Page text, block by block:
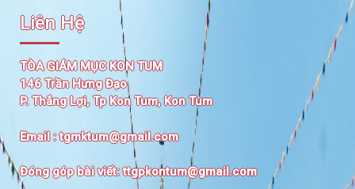
Liên Hệ
TÒA GIÁM MỤC KON TUM
146 Trần Hưng Đạo
P. Thắng Lợi, Tp Kon Tum, Kon Tum
Email :tgmktum@gmail.com
Đóng góp bài viết:ttgpkontum@gmail.com